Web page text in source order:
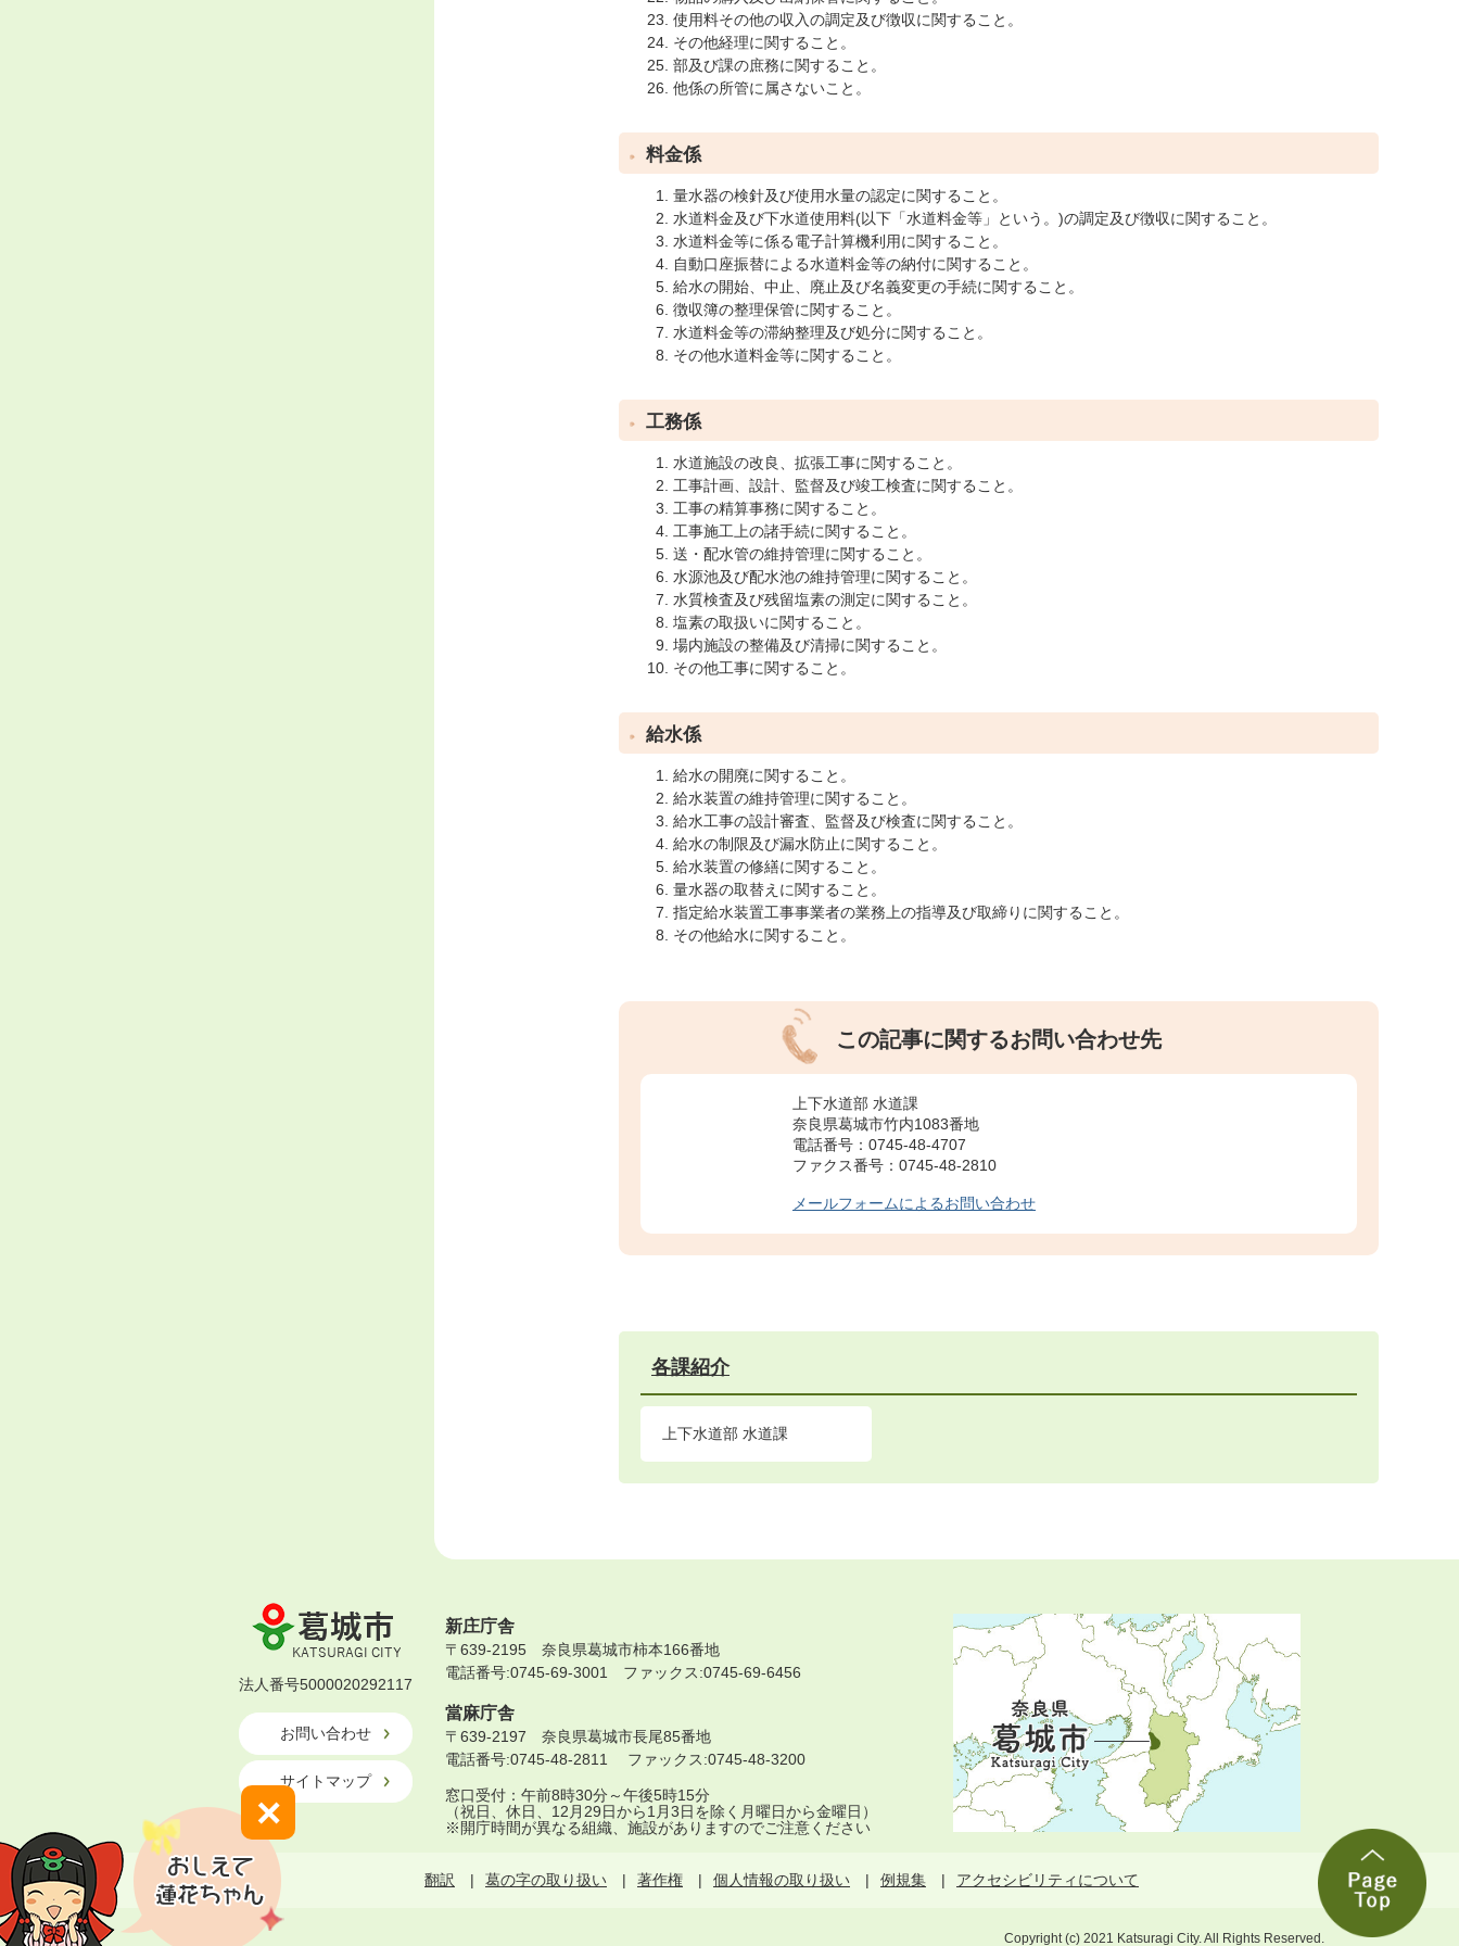
使用料その他の収入の調定及び徴収に関すること。
その他経理に関すること。
部及び課の庶務に関すること。
他係の所管に属さないこと。
料金係
量水器の検針及び使用水量の認定に関すること。
水道料金及び下水道使用料(以下「水道料金等」という。)の調定及び徴収に関すること。
水道料金等に係る電子計算機利用に関すること。
自動口座振替による水道料金等の納付に関すること。
給水の開始、中止、廃止及び名義変更の手続に関すること。
徴収簿の整理保管に関すること。
水道料金等の滞納整理及び処分に関すること。
その他水道料金等に関すること。
工務係
水道施設の改良、拡張工事に関すること。
工事計画、設計、監督及び竣工検査に関すること。
工事の精算事務に関すること。
工事施工上の諸手続に関すること。
送・配水管の維持管理に関すること。
水源池及び配水池の維持管理に関すること。
水質検査及び残留塩素の測定に関すること。
塩素の取扱いに関すること。
場内施設の整備及び清掃に関すること。
その他工事に関すること。
給水係
給水の開廃に関すること。
給水装置の維持管理に関すること。
給水工事の設計審査、監督及び検査に関すること。
給水の制限及び漏水防止に関すること。
給水装置の修繕に関すること。
量水器の取替えに関すること。
指定給水装置工事事業者の業務上の指導及び取締りに関すること。
その他給水に関すること。
この記事に関するお問い合わせ先
上下水道部 水道課
奈良県葛城市竹内1083番地
電話番号：0745-48-4707
ファクス番号：0745-48-2810
メールフォームによるお問い合わせ
各課紹介
上下水道部 水道課
葛
城
市
KATSURAGI
CITY
法人番号5000020292117
お問い合わせ
サイトマップ
新庄庁舎
〒639-2195 奈良県葛城市柿本166番地
電話番号:0745-69-3001 ファックス:0745-69-6456
當麻庁舎
〒639-2197 奈良県葛城市長尾85番地
電話番号:0745-48-2811 ファックス:0745-48-3200
窓口受付：午前8時30分～午後5時15分
（祝日、休日、12月29日から1月3日を除く月曜日から金曜日）
※開庁時間が異なる組織、施設がありますのでご注意ください
翻訳 葛の字の取り扱い 著作権 個人情報の取り扱い 例規集 アクセシビリティについて
Copyright (c) 2021 Katsuragi City. All Rights Reserved.
×